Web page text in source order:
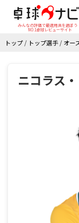
みんなの評価で最適用具を選ぼう
NO.1卓球レビューサイト
トップ / トップ選手 / オー
ニコラス